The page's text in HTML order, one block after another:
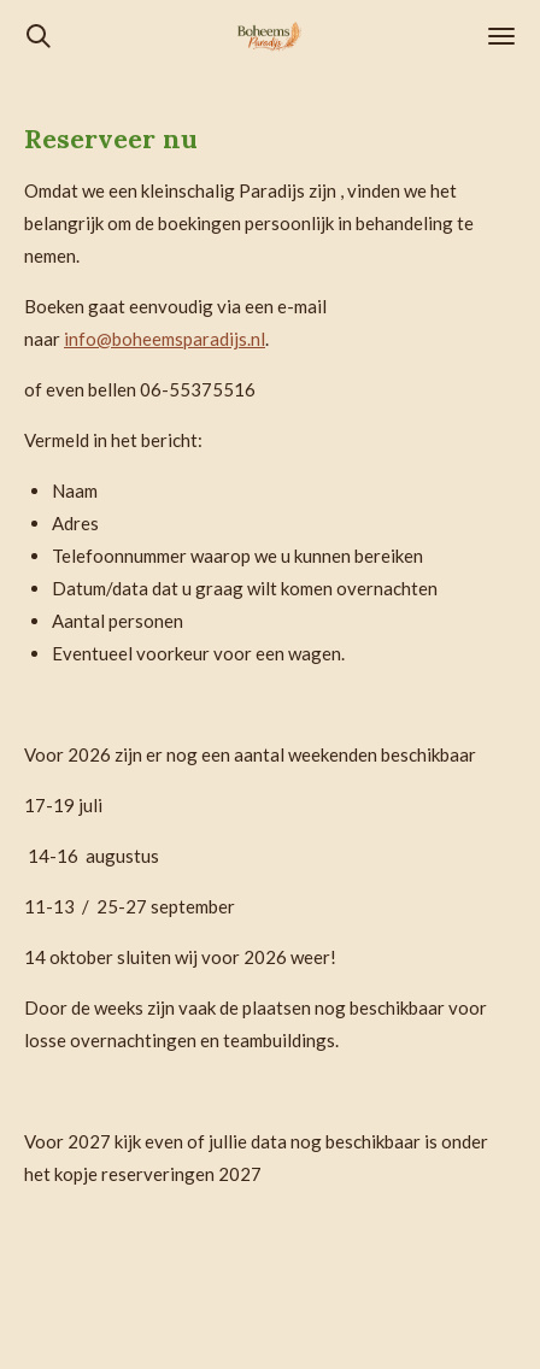
Ga
Reserveer nu
Omdat we een kleinschalig Paradijs zijn , vinden we het
belangrijk om de boekingen persoonlijk in behandeling te
nemen.
Boeken gaat eenvoudig via een e-mail
naar info@boheemsparadijs.nl.
of even bellen 06-55375516
Vermeld in het bericht:
Naam
Adres
Telefoonnummer waarop we u kunnen bereiken
Datum/data dat u graag wilt komen overnachten
Aantal personen
Eventueel voorkeur voor een wagen.
Voor 2026 zijn er nog een aantal weekenden beschikbaar
17-19 juli
14-16 augustus
11-13 / 25-27 september
14 oktober sluiten wij voor 2026 weer!
Door de weeks zijn vaak de plaatsen nog beschikbaar voor
losse overnachtingen en teambuildings.
Voor 2027 kijk even of jullie data nog beschikbaar is onder
het kopje reserveringen 2027